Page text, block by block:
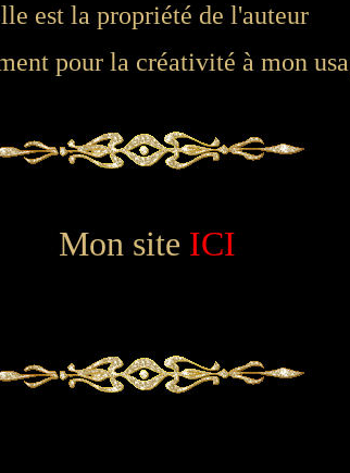
est la propriété de l'auteur
pour la créativité à mon
Mon site ICI